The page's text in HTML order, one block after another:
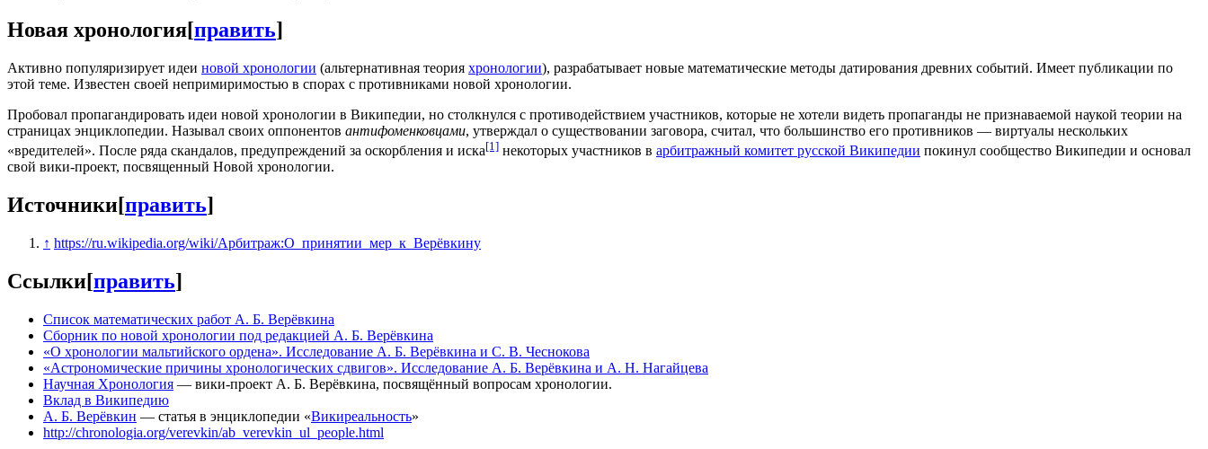
Новая хронология[править]
Активно популяризирует идеи новой хронологии (альтернативная теория хронологии), разрабатывает новые математические методы датирования древних событий. Имеет публикации по
этой теме. Известен своей непримиримостью в спорах с противниками новой хронологии.
Пробовал пропагандировать идеи новой хронологии в Википедии, но столкнулся с противодействием участников, которые не хотели видеть пропаганды не признаваемой наукой теории на
страницах энциклопедии. Называл своих оппонентов антифоменковцами, утверждал о существовании заговора, считал, что большинство его противников — виртуалы нескольких
«вредителей». После ряда скандалов, предупреждений за оскорбления и иска[1] некоторых участников в арбитражный комитет русской Википедии покинул сообщество Википедии и основал
свой вики-проект, посвященный Новой хронологии.
Источники[править]
↑ https://ru.wikipedia.org/wiki/Арбитраж:О_принятии_мер_к_Верёвкину
Ссылки[править]
Список математических работ А. Б. Верёвкина
Сборник по новой хронологии под редакцией А. Б. Верёвкина
«О хронологии мальтийского ордена». Исследование А. Б. Верёвкина и С. В. Чеснокова
«Астрономические причины хронологических сдвигов». Исследование А. Б. Верёвкина и А. Н. Нагайцева
Научная Хронология — вики-проект А. Б. Верёвкина, посвящённый вопросам хронологии.
Вклад в Википедию
А. Б. Верёвкин — статья в энциклопедии «Викиреальность»
http://chronologia.org/verevkin/ab_verevkin_ul_people.html